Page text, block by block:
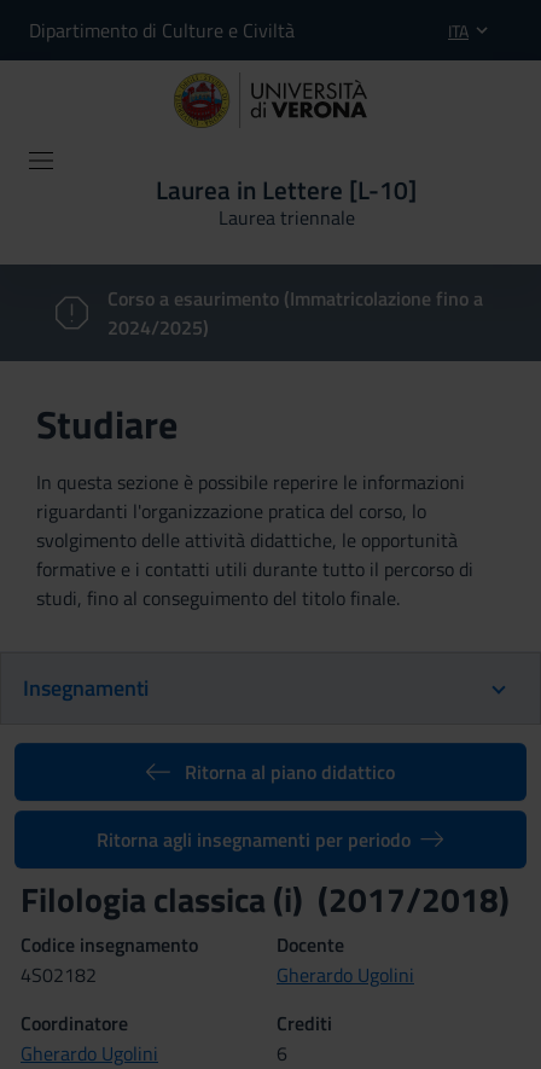
Dipartimento di Culture e Civiltà ITA
Laurea in Lettere [L-10]
Laurea triennale
Corso a esaurimento (Immatricolazione fino a
2024/2025)
Studiare
In questa sezione è possibile reperire le informazioni
riguardanti l'organizzazione pratica del corso, lo
svolgimento delle attività didattiche, le opportunità
formative e i contatti utili durante tutto il percorso di
studi, fino al conseguimento del titolo finale.
Insegnamenti
Ritorna al piano didattico
Ritorna agli insegnamenti per periodo
Filologia classica (i) (2017/2018)
Codice insegnamento
4S02182
Docente
Gherardo Ugolini
Coordinatore
Gherardo Ugolini
Crediti
6